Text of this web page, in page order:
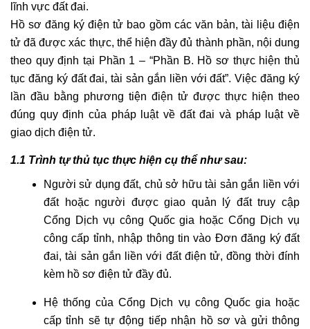
lĩnh vực đất đai.
Hồ sơ đăng ký điện tử bao gồm các văn bản, tài liệu điện
tử đã được xác thực, thể hiện đầy đủ thành phần, nội dung
theo quy định tại Phần 1 – “Phần B. Hồ sơ thực hiện thủ
tục đăng ký đất đai, tài sản gắn liền với đất”. Việc đăng ký
lần đầu bằng phương tiện điện tử được thực hiện theo
đúng quy định của pháp luật về đất đai và pháp luật về
giao dịch điện tử.
1.1 Trình tự thủ tục thực hiện cụ thể như sau:
Người sử dụng đất, chủ sở hữu tài sản gắn liền với
đất hoặc người được giao quản lý đất truy cập
Cổng Dịch vụ công Quốc gia hoặc Cổng Dịch vụ
công cấp tỉnh, nhập thông tin vào Đơn đăng ký đất
đai, tài sản gắn liền với đất điện tử, đồng thời đính
kèm hồ sơ điện tử đầy đủ.
Hệ thống của Cổng Dịch vụ công Quốc gia hoặc
cấp tỉnh sẽ tự động tiếp nhận hồ sơ và gửi thông